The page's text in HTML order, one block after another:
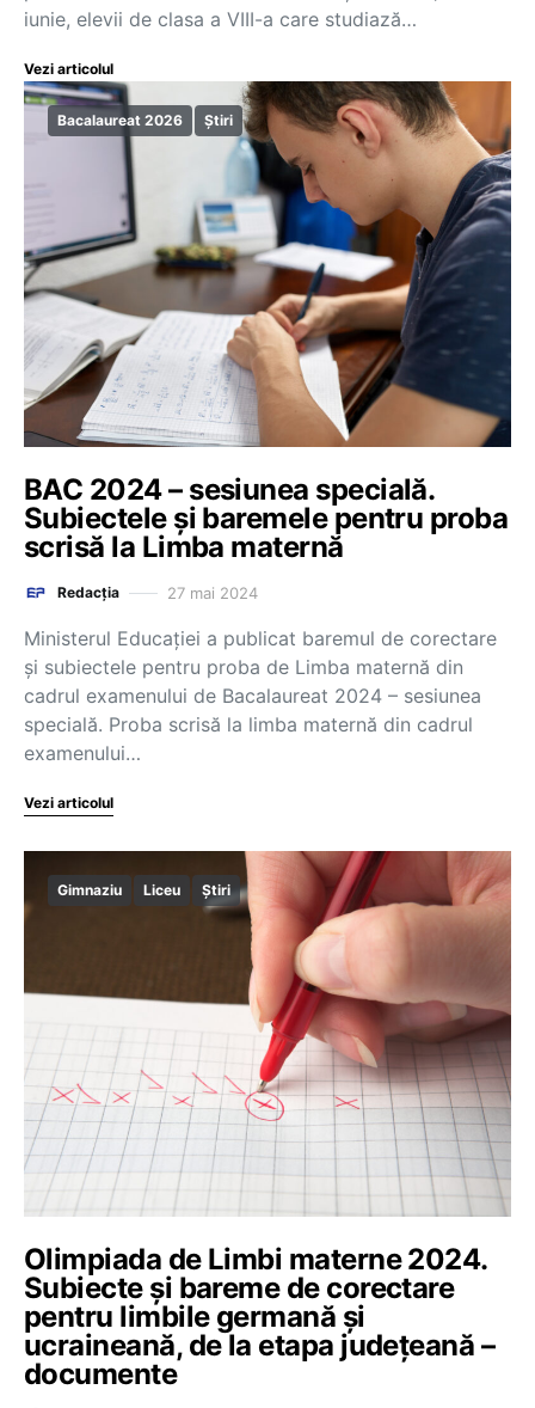
iunie, elevii de clasa a VIII-a care studiază…
Vezi articolul
Bacalaureat 2026 Știri
BAC 2024 – sesiunea specială.
Subiectele și baremele pentru proba
scrisă la Limba maternă
Redacția 27 mai 2024
Ministerul Educației a publicat baremul de corectare
și subiectele pentru proba de Limba maternă din
cadrul examenului de Bacalaureat 2024 – sesiunea
specială. Proba scrisă la limba maternă din cadrul
examenului…
Vezi articolul
Gimnaziu Liceu Știri
Olimpiada de Limbi materne 2024.
Subiecte și bareme de corectare
pentru limbile germană și
ucraineană, de la etapa județeană –
documente